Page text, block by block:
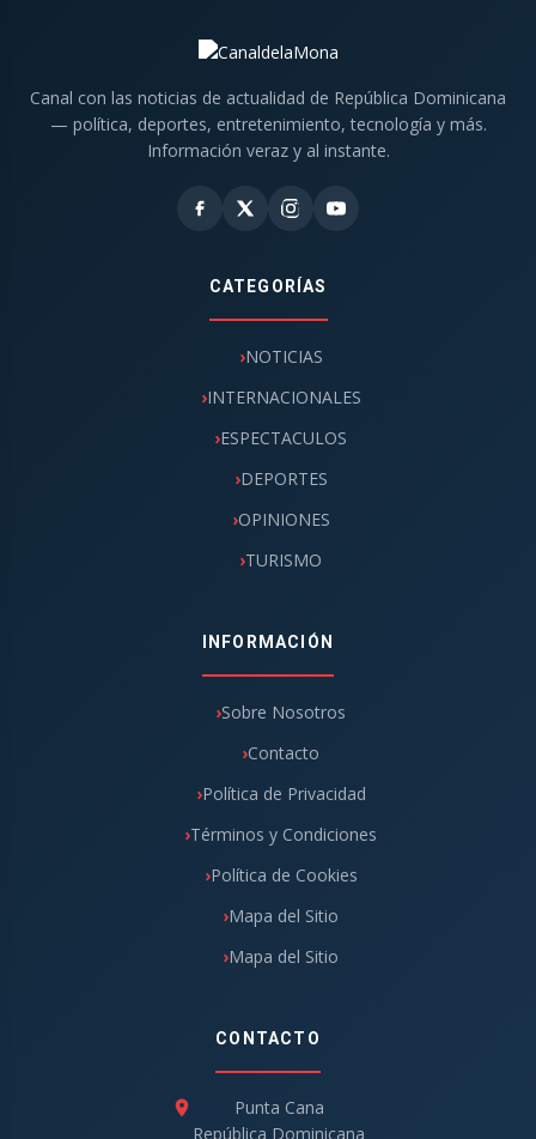
Canal con las noticias de actualidad de República Dominicana
— política, deportes, entretenimiento, tecnología y más.
Información veraz y al instante.
CATEGORÍAS
NOTICIAS
INTERNACIONALES
ESPECTACULOS
DEPORTES
OPINIONES
TURISMO
INFORMACIÓN
Sobre Nosotros
Contacto
Política de Privacidad
Términos y Condiciones
Política de Cookies
Mapa del Sitio
Mapa del Sitio
CONTACTO
Punta Cana
República Dominicana